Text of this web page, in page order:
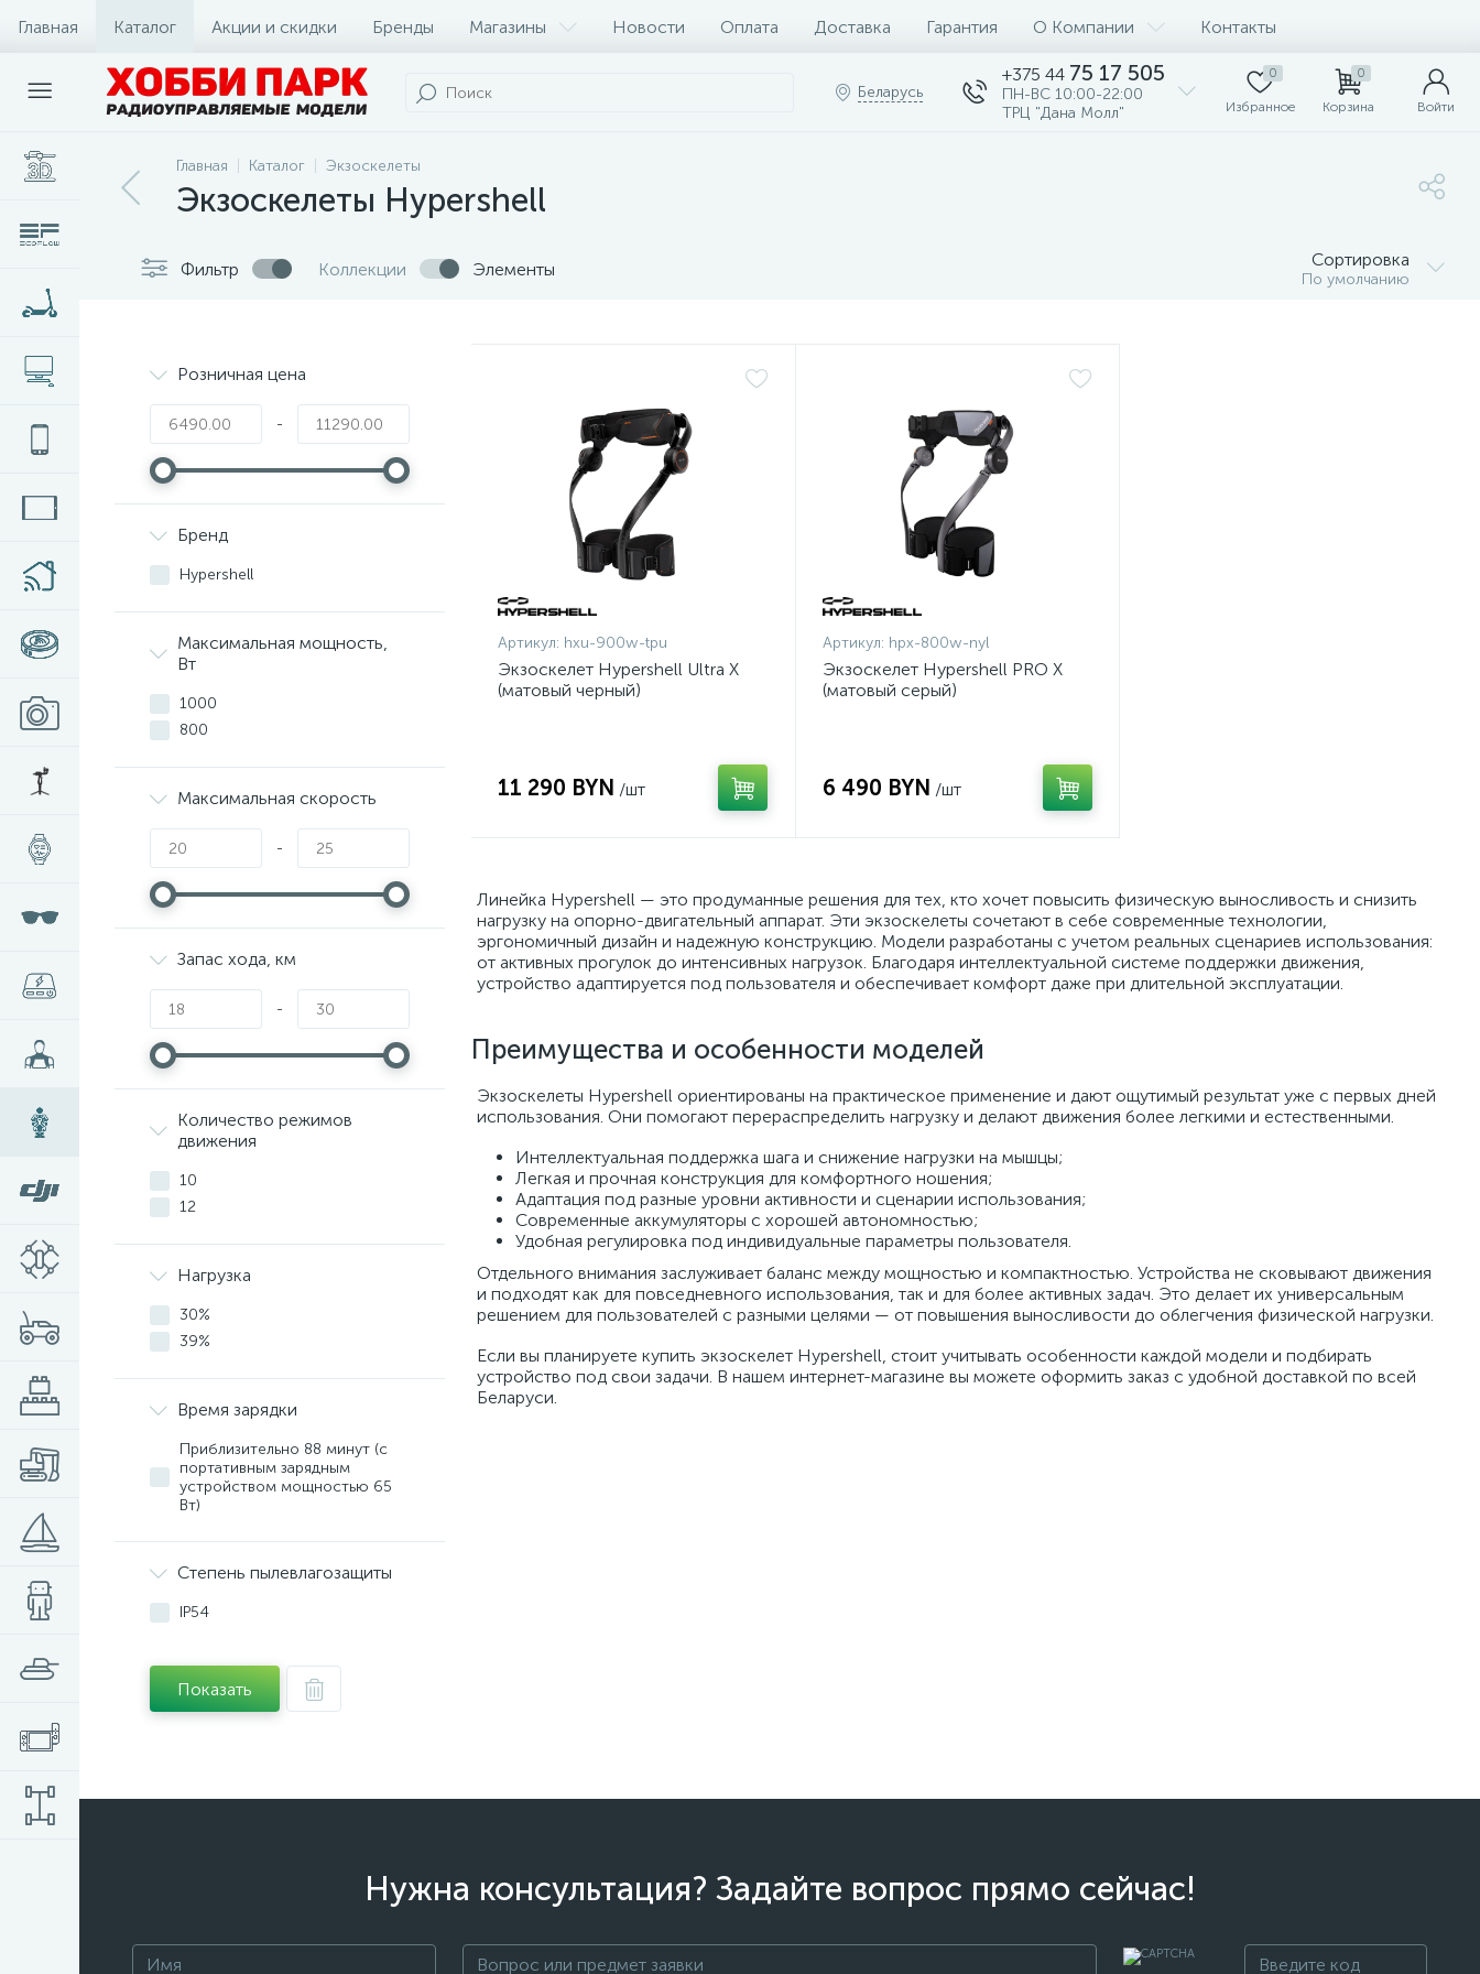
Главная Каталог Акции и скидки Бренды Магазины Новости Оплата Доставка Гарантия О Компании Контакты
Беларусь
+375 44 75 17 505
ПН-ВС 10:00-22:00
ТРЦ "Дана Молл"
0
Избранное
0
Корзина Войти
Главная Каталог Экзоскелеты
Экзоскелеты Hypershell
Фильтр Коллекции Элементы Сортировка
По умолчанию
Розничная цена
-
Бренд
Hypershell
Максимальная мощность,
Вт
1000
800
Максимальная скорость
-
Запас хода, км
-
Количество режимов
движения
10
12
Нагрузка
30%
39%
Время зарядки
Приблизительно 88 минут (с
портативным зарядным
устройством мощностью 65
Вт)
Степень пылевлагозащиты
IP54
Показать
Артикул: hxu-900w-tpu
Экзоскелет Hypershell Ultra X
(матовый черный)
11 290 BYN /шт
Артикул: hpx-800w-nyl
Экзоскелет Hypershell PRO X
(матовый серый)
6 490 BYN /шт
Линейка Hypershell — это продуманные решения для тех, кто хочет повысить физическую выносливость и снизить
нагрузку на опорно-двигательный аппарат. Эти экзоскелеты сочетают в себе современные технологии,
эргономичный дизайн и надежную конструкцию. Модели разработаны с учетом реальных сценариев использования:
от активных прогулок до интенсивных нагрузок. Благодаря интеллектуальной системе поддержки движения,
устройство адаптируется под пользователя и обеспечивает комфорт даже при длительной эксплуатации.
Преимущества и особенности моделей
Экзоскелеты Hypershell ориентированы на практическое применение и дают ощутимый результат уже с первых дней
использования. Они помогают перераспределить нагрузку и делают движения более легкими и естественными.
Интеллектуальная поддержка шага и снижение нагрузки на мышцы;
Легкая и прочная конструкция для комфортного ношения;
Адаптация под разные уровни активности и сценарии использования;
Современные аккумуляторы с хорошей автономностью;
Удобная регулировка под индивидуальные параметры пользователя.
Отдельного внимания заслуживает баланс между мощностью и компактностью. Устройства не сковывают движения
и подходят как для повседневного использования, так и для более активных задач. Это делает их универсальным
решением для пользователей с разными целями — от повышения выносливости до облегчения физической нагрузки.
Если вы планируете купить экзоскелет Hypershell, стоит учитывать особенности каждой модели и подбирать
устройство под свои задачи. В нашем интернет-магазине вы можете оформить заказ с удобной доставкой по всей
Беларуси.
Нужна консультация? Задайте вопрос прямо сейчас!